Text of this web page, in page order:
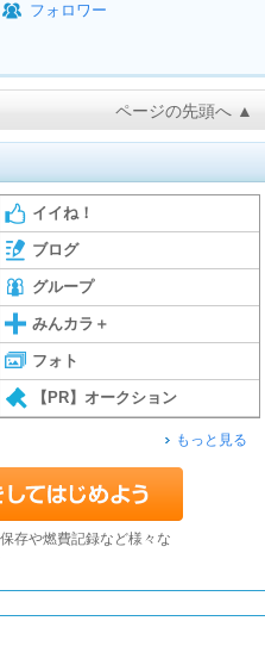
フォロワー
ページの先頭へ ▲
イイね！
ブログ
グループ
みんカラ＋
フォト
【PR】オークション
もっと見る
存や燃費記録など様々な